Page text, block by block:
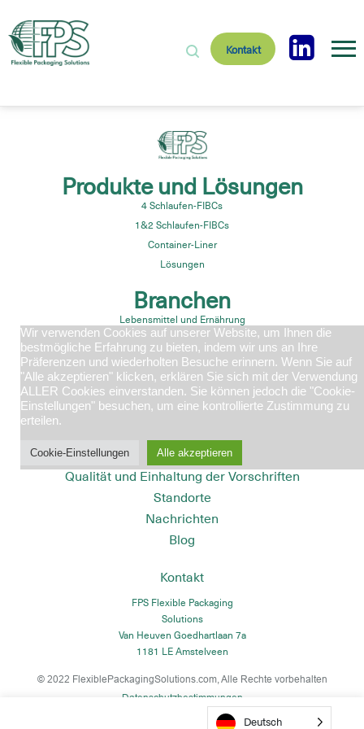
Kontakt
Produkte und Lösungen
4 Schlaufen-FIBCs
1&2 Schlaufen-FIBCs
Container-Liner
Lösungen
Branchen
Lebensmittel und Ernährung
Pharmazeutika
Bauaggregat
Abfallwirtschaft
Bergbau und Mineralien
Nachhaltige Verpackungen
Qualität und Einhaltung der Vorschriften
Standorte
Nachrichten
Blog
Kontakt
FPS Flexible Packaging
Solutions
Van Heuven Goedhartlaan 7a
1181 LE Amstelveen
© 2022 FlexiblePackagingSolutions.com, Alle Rechte vorbehalten
Datenschutzbestimmungen
Wir verwenden Cookies auf unserer Website, um Ihnen die
bestmögliche Erfahrung zu bieten, indem wir uns an Ihre
Präferenzen und wiederholten Besuche erinnern. Wenn Sie auf
"Alle akzeptieren" klicken, erklären Sie sich mit der Verwendung
ALLER Cookies einverstanden. Sie können jedoch die "Cookie-
Einstellungen" besuchen, um eine kontrollierte Zustimmung zu
erteilen.
Cookie-Einstellungen Alle akzeptieren
Deutsch